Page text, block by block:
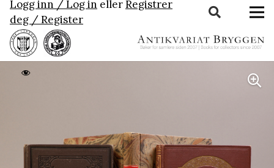
Logg inn / Log in ellerRegistrer
deg / Register